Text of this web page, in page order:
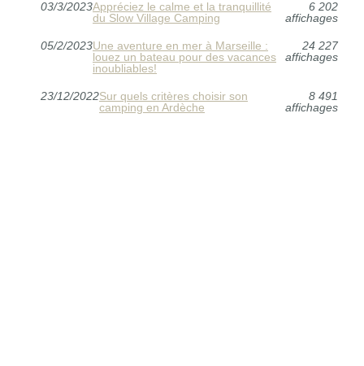
03/3/2023Appréciez le calme et la tranquillité
du Slow Village Camping
6 202
affichages
05/2/2023Une aventure en mer à Marseille :
louez un bateau pour des vacances
inoubliables!
24 227
affichages
23/12/2022Sur quels critères choisir son
camping en Ardèche
8 491
affichages